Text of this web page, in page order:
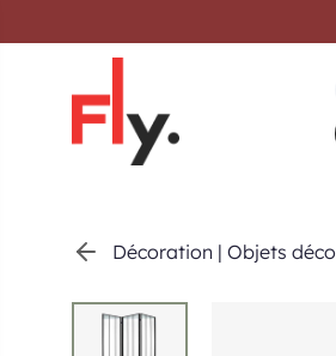
Décoration | Objets déco